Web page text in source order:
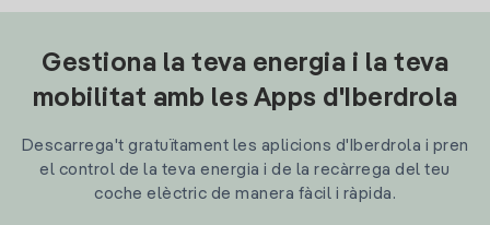
Gestiona la teva energia i la teva
mobilitat amb les Apps d'Iberdrola
Descarrega't gratuïtament les aplicions d'Iberdrola i pren
el control de la teva energia i de la recàrrega del teu
coche elèctric de manera fàcil i ràpida.